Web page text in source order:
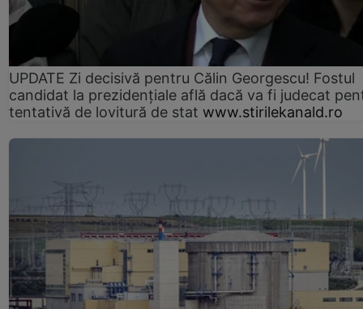
UPDATE Zi decisivă pentru Călin Georgescu! Fostul
candidat la prezidențiale află dacă va fi judecat
tentativă de lovitură de stat www.stirilekanald.ro